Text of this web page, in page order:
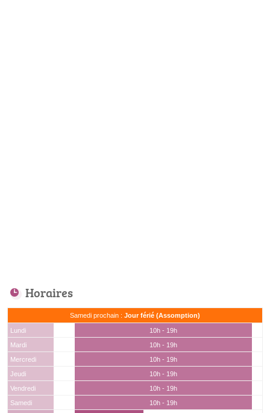
Horaires
Samedi prochain : Jour férié (Assomption)
Lundi
10h - 19h
Mardi
10h - 19h
Mercredi
10h - 19h
Jeudi
10h - 19h
Vendredi
10h - 19h
Samedi
10h - 19h